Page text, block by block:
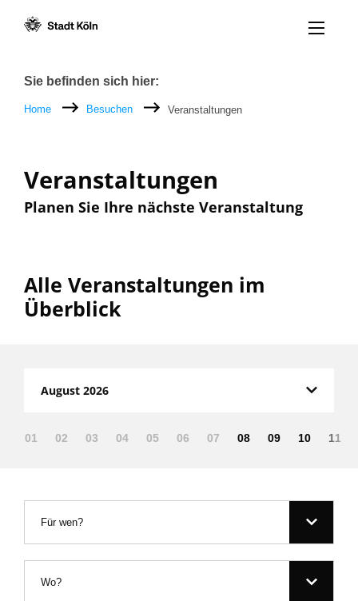
Menü
Breadcrumb
Sie befinden sich hier:
Home Besuchen Veranstaltungen
Veranstaltungen
Planen Sie Ihre nächste Veranstaltung
Alle Veranstaltungen im
Überblick
August 2026
01 02 03 04 05 06 07 08 09 10 11
Für wen?
Wo?